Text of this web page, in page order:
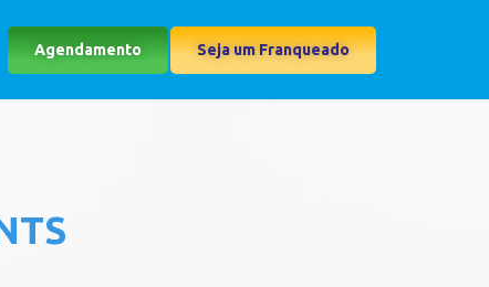
Agendamento Seja um Franqueado